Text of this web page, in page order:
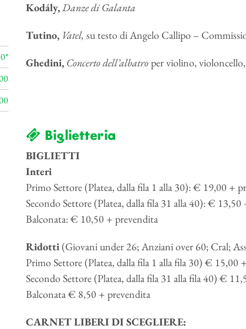
Kodály,Danze di Galanta
Tutino, Vatel, su testo di Angelo Callipo –
Ghedini, Concerto dell’albatroper violino,
Biglietteria
BIGLIETTI
Interi
Primo Settore (Platea, dalla fila 1 alla 30): € 19,00 +
Secondo Settore (Platea, dalla fila 31 alla 40): €
Balconata: € 10,50 + prevendita
Ridotti(Giovani under 26; Anziani over 60; Cral;
Primo Settore (Platea, dalla fila 1 alla fila 30) € 15,00
Secondo Settore (Platea, dalla fila 31 alla fila 40) €
Balconata € 8,50 + prevendita
CARNET LIBERI DI SCEGLIERE: